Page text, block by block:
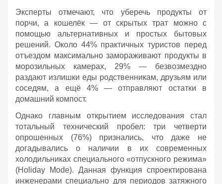
Эксперты отмечают, что уберечь продукты от
порчи, а кошелёк — от скрытых трат можно с
помощью альтернативных и простых бытовых
решений. Около 44% практичных туристов перед
отъездом максимально замораживают продукты в
морозильных камерах, 29% — безвозмездно
раздают излишки еды родственникам, друзьям или
соседям, а ещё 4% — отправляют остатки в
домашний компост.
Однако главным открытием исследования стал
тотальный технический пробел: три четверти
опрошенных (76%) признались, что даже не
догадывались о наличии в их современных
холодильниках специального «отпускного режима»
(Holiday Mode). Данная функция спроектирована
инженерами специально для периодов затяжного